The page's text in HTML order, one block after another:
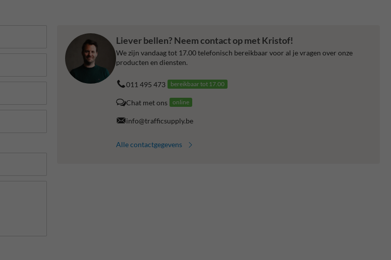
Liever bellen? Neem contact op met Kristof!
We zijn vandaag tot 17.00 telefonisch bereikbaar voor al je vragen over onze
producten en diensten.
011 495 473 bereikbaar tot 17.00
Chat met ons online
info@trafficsupply.be
Alle contactgegevens